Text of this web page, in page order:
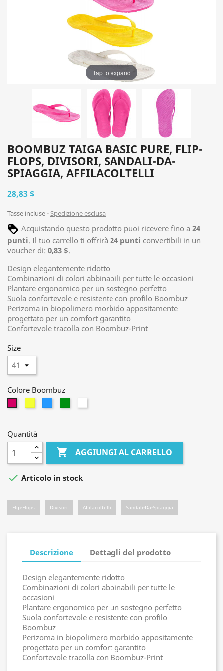
Tap to expand
BOOMBUZ TAIGA BASIC PURE, FLIP-
FLOPS, DIVISORI, SANDALI-DA-
SPIAGGIA, AFFILACOLTELLI
28,83 $
Tasse incluse Spedizione esclusa
Acquistando questo prodotto puoi ricevere fino a 24
punti. Il tuo carrello ti offrirà 24 punti convertibili in un
voucher di: 0,83 $.
Design elegantemente ridotto
Combinazioni di colori abbinabili per tutte le occasioni
Plantare ergonomico per un sostegno perfetto
Suola confortevole e resistente con profilo Boombuz
Perizoma in biopolimero morbido appositamente
progettato per un comfort garantito
Confortevole tracolla con Boombuz-Print
Size
Colore Boombuz
Quantità
 AGGIUNGI AL CARRELLO
 Articolo in stock
Flip-Flops Divisori Affilacoltelli Sandali-Da-Spiaggia
Descrizione Dettagli del prodotto
Design elegantemente ridotto
Combinazioni di colori abbinabili per tutte le
occasioni
Plantare ergonomico per un sostegno perfetto
Suola confortevole e resistente con profilo
Boombuz
Perizoma in biopolimero morbido appositamente
progettato per un comfort garantito
Confortevole tracolla con Boombuz-Print